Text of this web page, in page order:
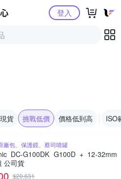
Yahoo購物中心登入
貨 挑戰低價 價格低到高 ISO
廠包、保護鏡、蔡司噴罐
DC-G100DK G100D + 12-32mm
公司貨
$20,631